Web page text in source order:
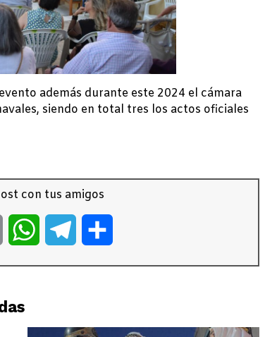
además durante este 2024 el cámara
siendo en total tres los actos oficiales
con tus amigos
Email WhatsAppTelegram